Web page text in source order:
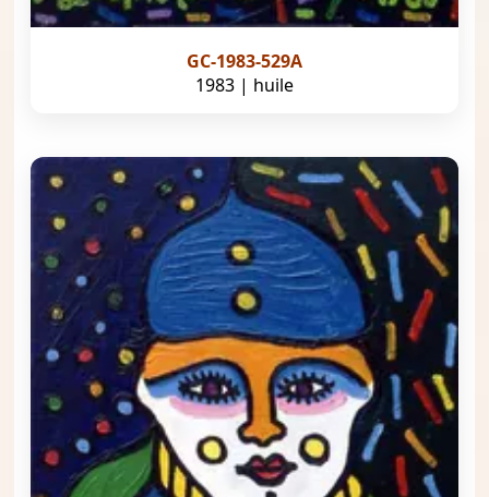
GC-1983-529A
1983 | huile